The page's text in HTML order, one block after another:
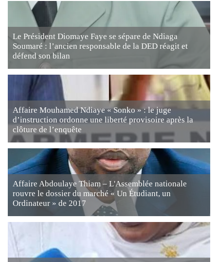
Le Président Diomaye Faye se sépare de Ndiaga
Soumaré : l’ancien responsable de la DED réagit et
défend son bilan
Affaire Mouhamed Ndiaye « Sonko » : le juge
d’instruction ordonne une liberté provisoire après la
clôture de l’enquête
Affaire Abdoulaye Thiam – L'Assemblée nationale
rouvre le dossier du marché « Un Étudiant, un
Ordinateur » de 2017